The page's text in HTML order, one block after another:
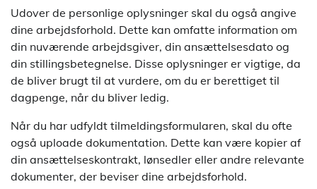
Udover de personlige oplysninger skal du også angive
dine arbejdsforhold. Dette kan omfatte information om
din nuværende arbejdsgiver, din ansættelsesdato og
din stillingsbetegnelse. Disse oplysninger er vigtige, da
de bliver brugt til at vurdere, om du er berettiget til
dagpenge, når du bliver ledig.
Når du har udfyldt tilmeldingsformularen, skal du ofte
også uploade dokumentation. Dette kan være kopier af
din ansættelseskontrakt, lønsedler eller andre relevante
dokumenter, der beviser dine arbejdsforhold.